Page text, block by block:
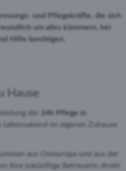
und Pflegekräfte, die sich
um alles kümmern, bei
Hilfe benötigen.
Hause
der 24h Pflege in
Lebensabend im eigenen Zuhause
aus Osteuropa und aus der
Ihre zukünftige Betreuerin direkt